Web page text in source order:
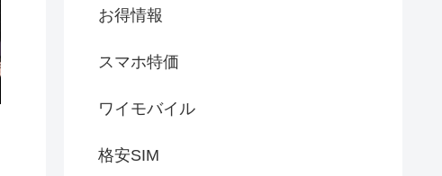
お得情報
スマホ特価
ワイモバイル
格安SIM